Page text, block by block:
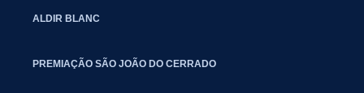
ALDIR BLANC
PREMIAÇÃO SÃO JOÃO DO CERRADO